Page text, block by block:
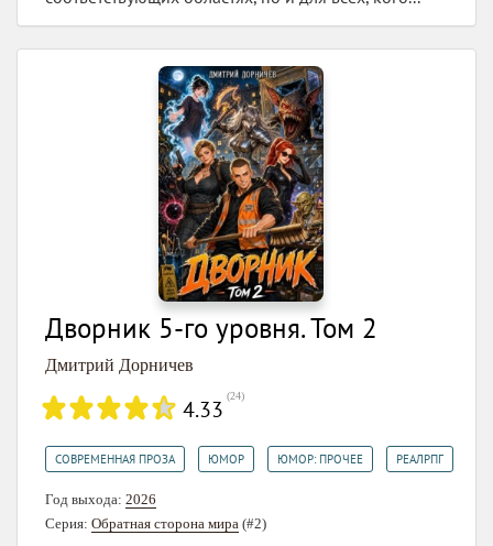
Дворник 5-го уровня. Том 2
Дмитрий Дорничев
4.33 (24)
СОВРЕМЕННАЯ ПРОЗА ЮМОР ЮМОР: ПРОЧЕЕ РЕАЛРПГ
Год выхода: 2026
Серия: Обратная сторона мира (#2)